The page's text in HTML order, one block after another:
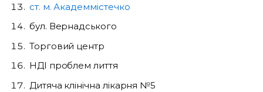
ст. м. Академмістечко
бул. Вернадського
Торговий центр
НДІ проблем лиття
Дитяча клінічна лікарня №5